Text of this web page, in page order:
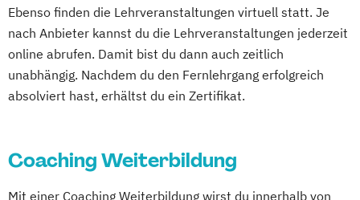
Ebenso finden die Lehrveranstaltungen virtuell statt. Je
nach Anbieter kannst du die Lehrveranstaltungen jederzeit
online abrufen. Damit bist du dann auch zeitlich
unabhängig. Nachdem du den Fernlehrgang erfolgreich
absolviert hast, erhältst du ein Zertifikat.
Coaching Weiterbildung
Mit einer Coaching Weiterbildung wirst du innerhalb von